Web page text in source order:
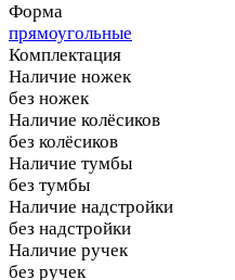
Форма
прямоугольные
Комплектация
Наличие ножек
без ножек
Наличие колёсиков
без колёсиков
Наличие тумбы
без тумбы
Наличие надстройки
без надстройки
Наличие ручек
без ручек